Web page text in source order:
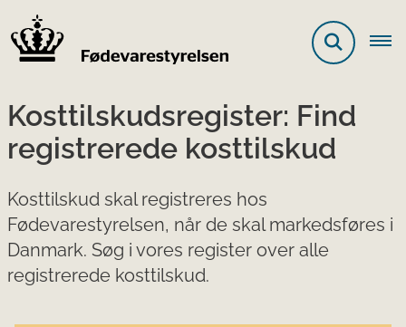
Kosttilskudsregister: Find
registrerede kosttilskud
Kosttilskud skal registreres hos
Fødevarestyrelsen, når de skal markedsføres i
Danmark. Søg i vores register over alle
registrerede kosttilskud.